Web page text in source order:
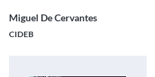
Miguel De Cervantes
CIDEB